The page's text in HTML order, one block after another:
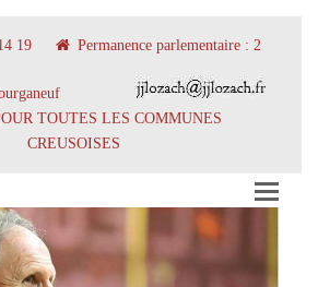
19 Permanence parlementaire : 2
TOUTES LES COMMUNES
CREUSOISES